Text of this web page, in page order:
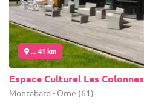
... 41 km
Espace Culturel Les Colonnes
Montabard - Orne (61)